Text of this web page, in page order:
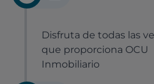
Disfruta de todas las
que proporciona OCU
Inmobiliario